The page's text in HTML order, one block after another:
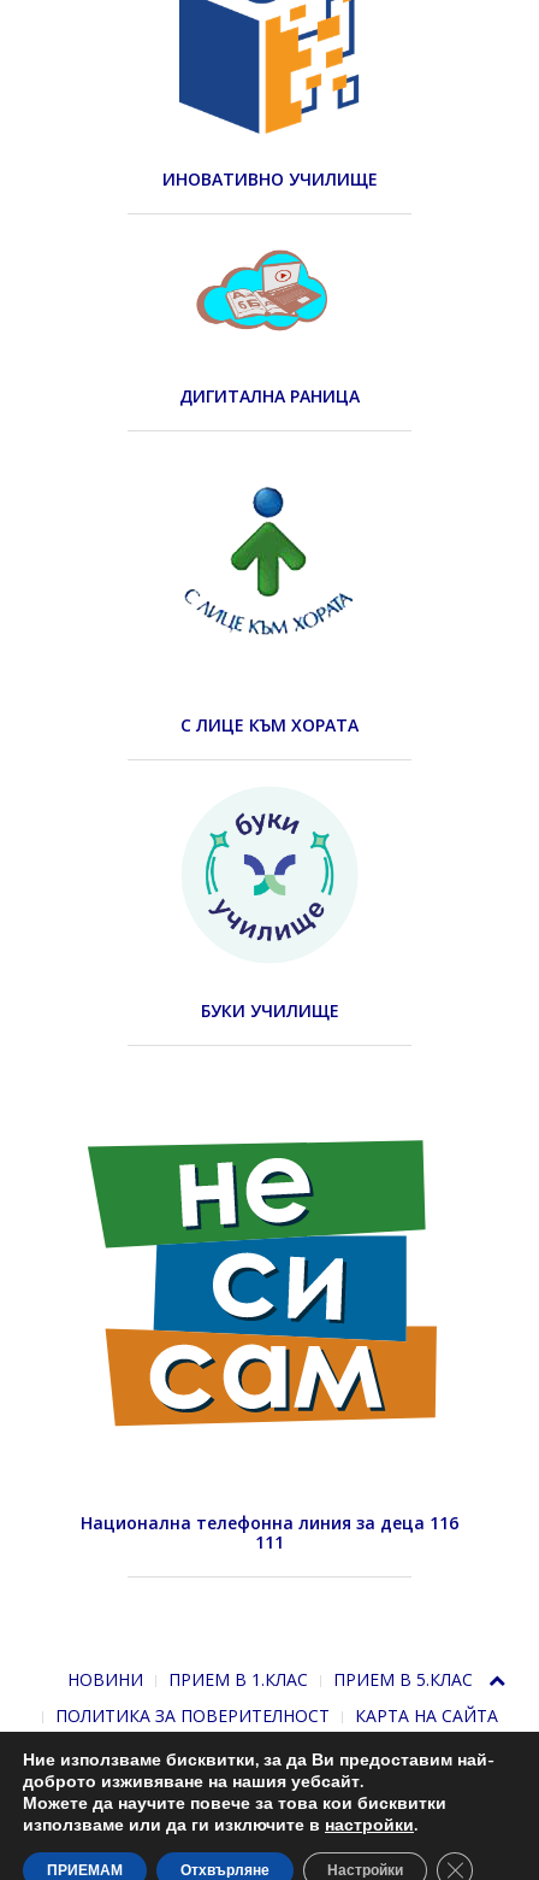
ИНОВАТИВНО УЧИЛИЩЕ
ДИГИТАЛНА РАНИЦА
С ЛИЦЕ КЪМ ХОРАТА
БУКИ УЧИЛИЩЕ
Национална телефонна линия за деца 116
111
НОВИНИ ПРИЕМ В 1.КЛАС
ПРИЕМ В 5.КЛАС
ПОЛИТИКА ЗА ПОВЕРИТЕЛНОСТ
КАРТА НА САЙТА
С подкрепата наНиколай Комнев. 2013-2026
Ние използваме бисквитки, за да Ви предоставим най-
доброто изживяване на нашия уебсайт.
Можете да научите повече за това кои бисквитки
използваме или да ги изключите в настройки.
ПРИЕМАМ Отхвърляне Настройки Close